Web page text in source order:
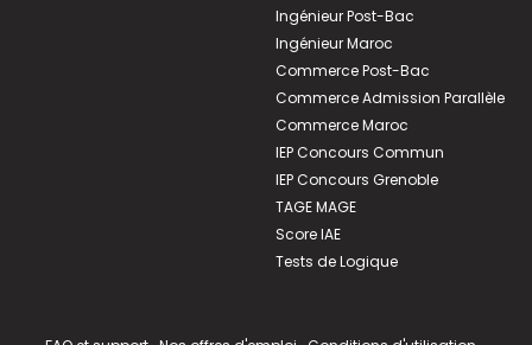
Ingénieur Post-Bac
Ingénieur Maroc
Commerce Post-Bac
Commerce Admission Parallèle
Commerce Maroc
IEP Concours Commun
IEP Concours Grenoble
TAGE MAGE
Score IAE
Tests de Logique